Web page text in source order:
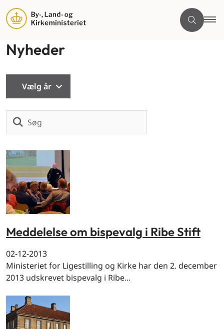
Nyheder
Vælg år
Meddelelse om bispevalg i Ribe Stift
02-12-2013
Ministeriet for Ligestilling og Kirke har den 2. december
2013 udskrevet bispevalg i Ribe...